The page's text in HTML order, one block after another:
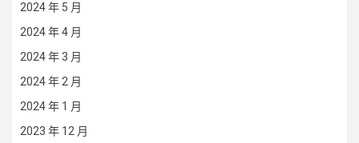
2024 年 5 月
2024 年 4 月
2024 年 3 月
2024 年 2 月
2024 年 1 月
2023 年 12 月